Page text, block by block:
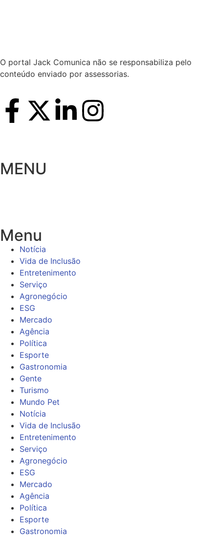
O portal Jack Comunica não se responsabiliza pelo
conteúdo enviado por assessorias.
MENU
Menu
Notícia
Vida de Inclusão
Entretenimento
Serviço
Agronegócio
ESG
Mercado
Agência
Política
Esporte
Gastronomia
Gente
Turismo
Mundo Pet
Notícia
Vida de Inclusão
Entretenimento
Serviço
Agronegócio
ESG
Mercado
Agência
Política
Esporte
Gastronomia